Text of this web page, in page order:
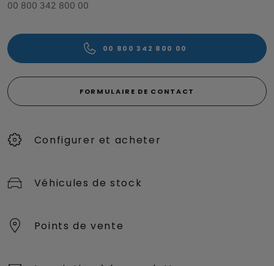
00 800 342 800 00
00 800 342 800 00
FORMULAIRE DE CONTACT
Configurer et acheter
Véhicules de stock
Points de vente